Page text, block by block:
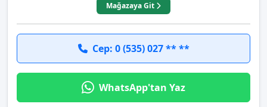
Mağazaya Git
Cep: 0 (535) 027 ** **
WhatsApp'tan Yaz